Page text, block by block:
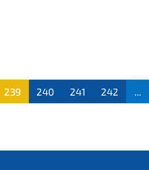
239
240 241 242